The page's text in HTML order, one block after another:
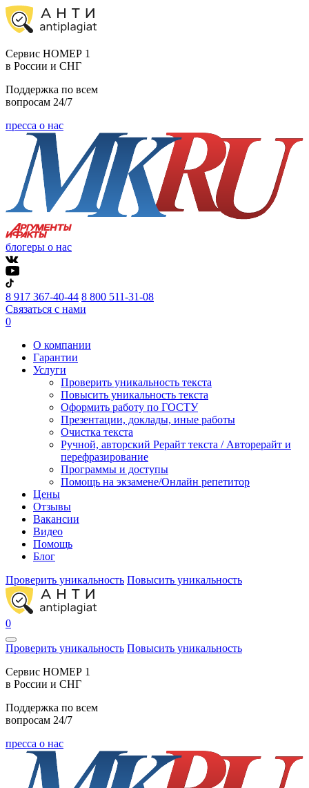
Cервис НОМЕР 1
в России и СНГ
Поддержка по всем
вопросам 24/7
пресса о нас
блогеры о нас
8 917 367-40-44 8 800 511-31-08
Связаться с нами
0
О компании
Гарантии
Услуги
Проверить уникальность текста
Повысить уникальность текста
Оформить работу по ГОСТУ
Презентации, доклады, иные работы
Очистка текста
Ручной, авторский Рерайт текста / Авторерайт и
перефразирование
Программы и доступы
Помощь на экзамене/Онлайн репетитор
Цены
Отзывы
Вакансии
Видео
Помощь
Блог
Проверить уникальность Повысить уникальность
0
Проверить уникальность Повысить уникальность
Cервис НОМЕР 1
в России и СНГ
Поддержка по всем
вопросам 24/7
пресса о нас